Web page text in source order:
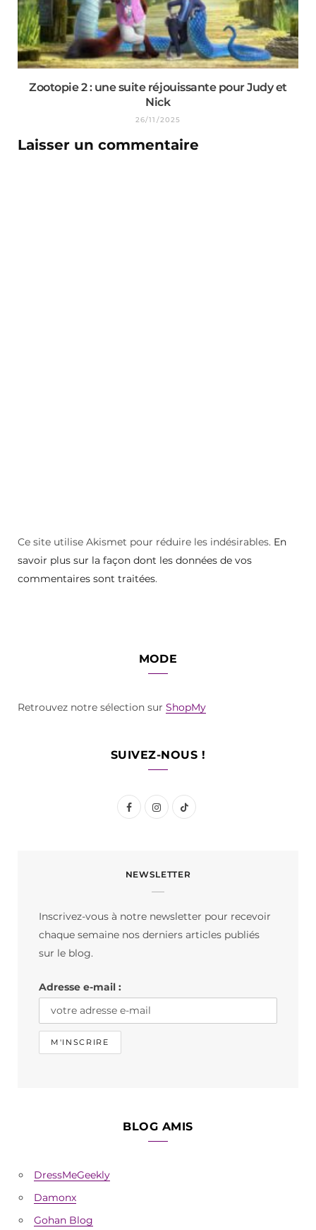
Zootopie 2 : une suite réjouissante pour Judy et
Nick
26/11/2025
Laisser un commentaire
Ce site utilise Akismet pour réduire les indésirables. En
savoir plus sur la façon dont les données de vos
commentaires sont traitées.
MODE
Retrouvez notre sélection sur ShopMy
SUIVEZ-NOUS !
F
e
I
t
m
T
T
NEWSLETTER
Inscrivez-vous à notre newsletter pour recevoir
chaque semaine nos derniers articles publiés
sur le blog.
Adresse e-mail :
BLOG AMIS
DressMeGeekly
Damonx
Gohan Blog